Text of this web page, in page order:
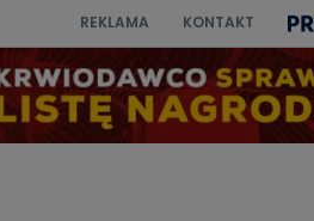
REKLAMA KONTAKT